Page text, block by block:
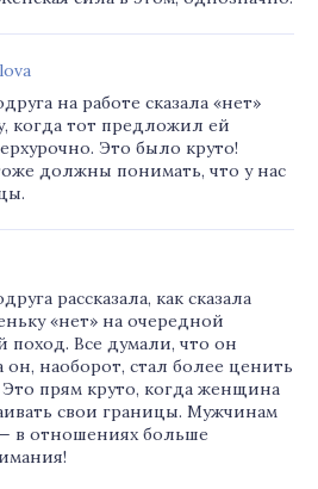
на работе сказала «нет»
когда тот предложил ей
Это было круто!
должны понимать, что у нас
рассказала, как сказала
«нет» на очередной
поход. Все думали, что он
он, наоборот, стал более ценить
прям круто, когда женщина
свои границы. Мужчинам
в отношениях больше